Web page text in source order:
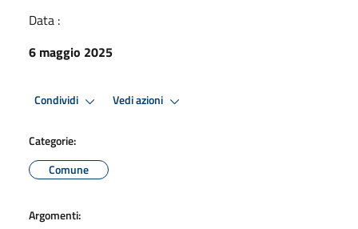
Data :
6 maggio 2025
Condividi Vedi azioni
Categorie:
Comune
Argomenti: